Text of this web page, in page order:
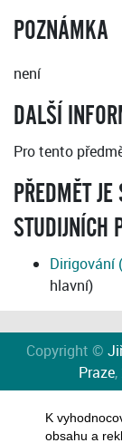
POZNÁMKA
není
DALŠÍ
Pro tento
PŘEDMĚT
STUDIJNÍCH
Dirigování
hlavní)
Copyright ©
Praze,
K
obsahu a